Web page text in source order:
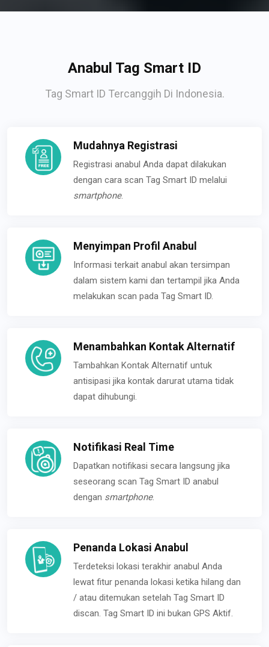
Anabul Tag Smart ID
Tag Smart ID Tercanggih Di Indonesia.
Mudahnya Registrasi
Registrasi anabul Anda dapat dilakukan
dengan cara scan Tag Smart ID melalui
smartphone.
Menyimpan Profil Anabul
Informasi terkait anabul akan tersimpan
dalam sistem kami dan tertampil jika Anda
melakukan scan pada Tag Smart ID.
Menambahkan Kontak Alternatif
Tambahkan Kontak Alternatif untuk
antisipasi jika kontak darurat utama tidak
dapat dihubungi.
Notifikasi Real Time
Dapatkan notifikasi secara langsung jika
seseorang scan Tag Smart ID anabul
dengan smartphone.
Penanda Lokasi Anabul
Terdeteksi lokasi terakhir anabul Anda
lewat fitur penanda lokasi ketika hilang dan
/ atau ditemukan setelah Tag Smart ID
discan. Tag Smart ID ini bukan GPS Aktif.